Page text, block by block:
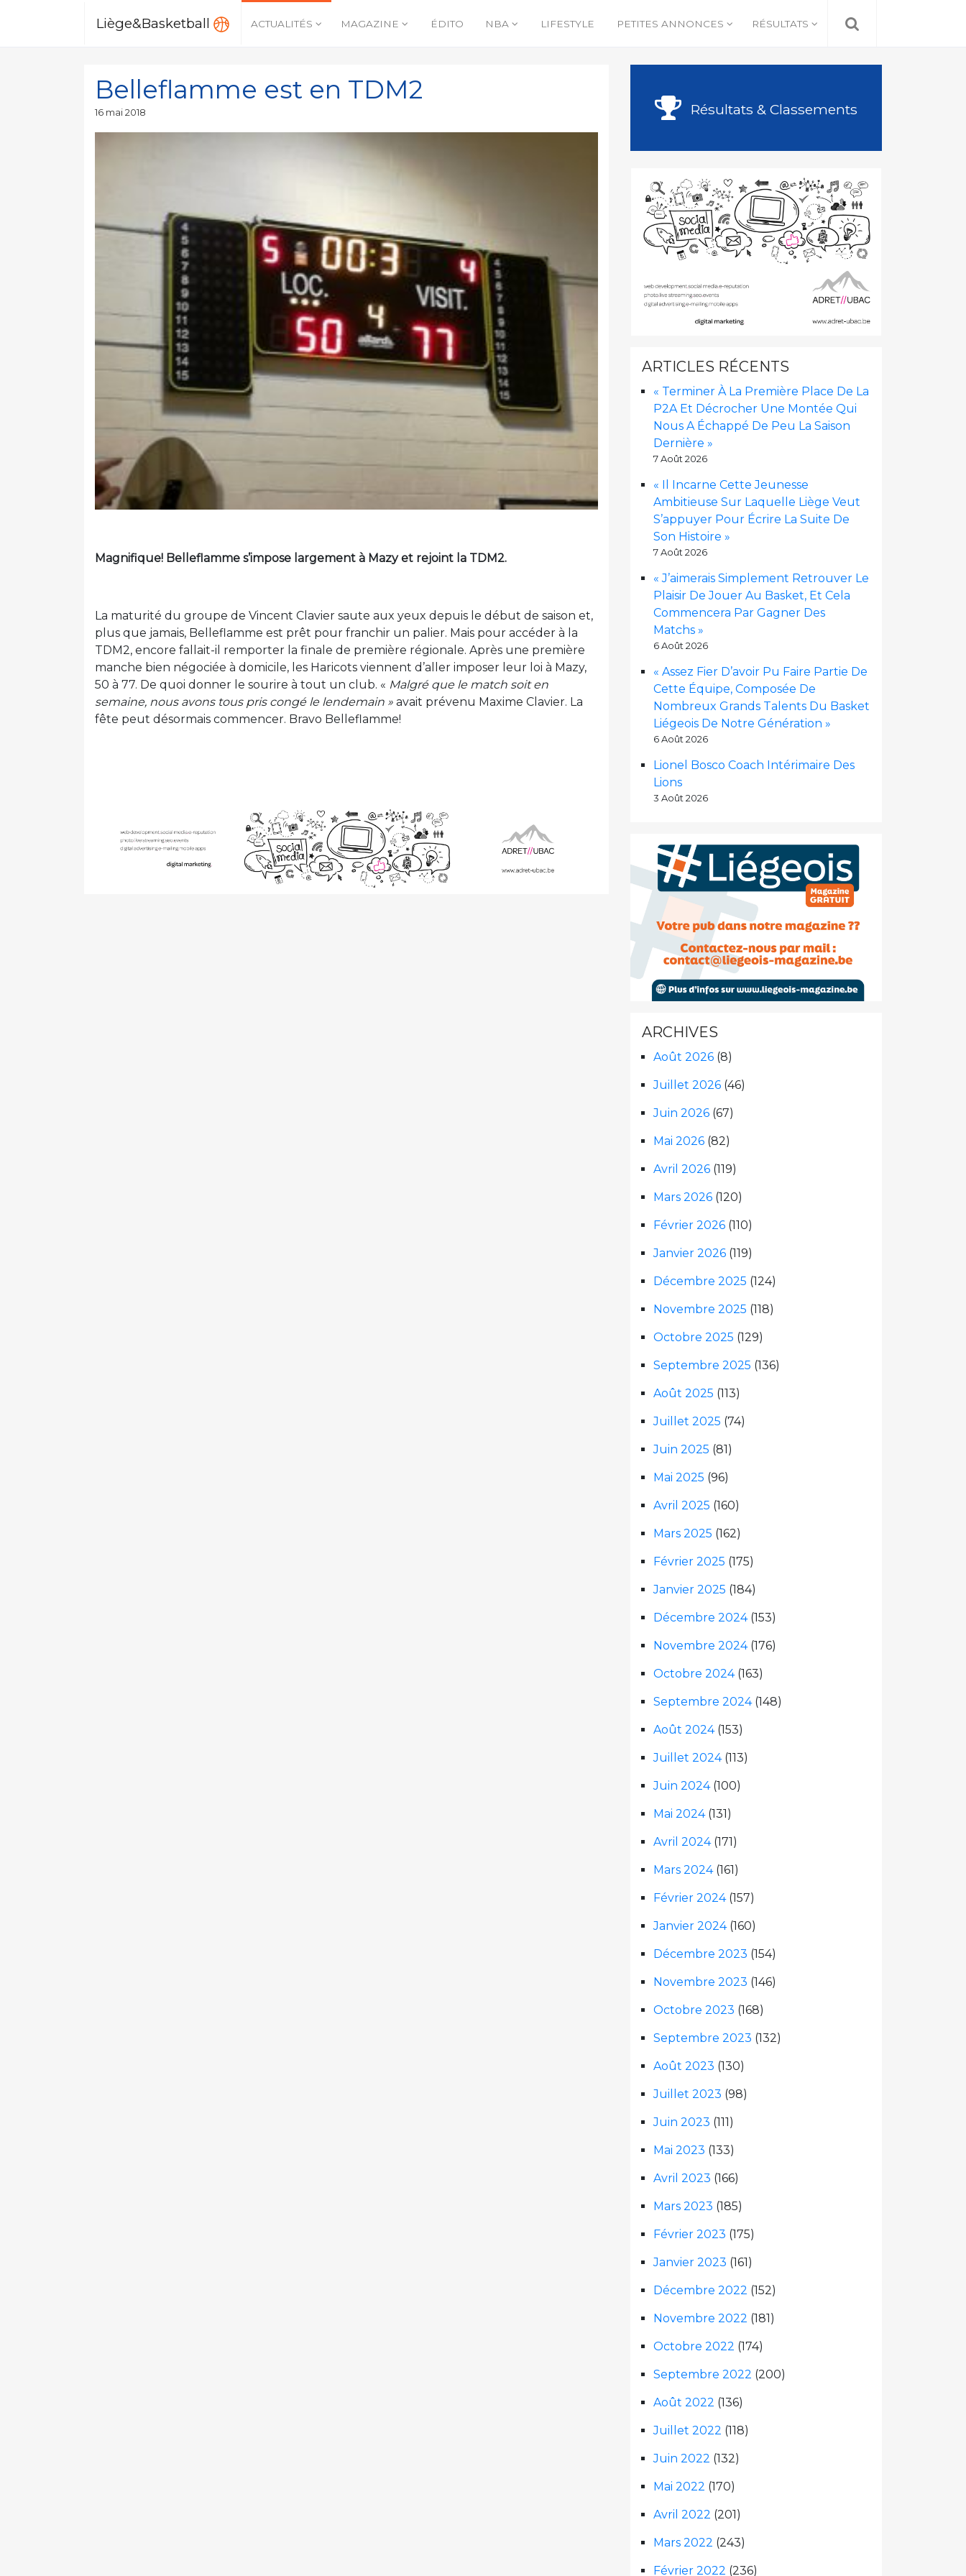
Liège&Basketball ACTUALITÉS MAGAZINE ÉDITO NBA LIFESTYLE PETITES ANNONCES RÉSULTATS
Belleflamme est en TDM2
Publié
16 mai 2018
Magnifique! Belleflamme s’impose largement à Mazy et rejoint la TDM2.
La maturité du groupe de Vincent Clavier saute aux yeux depuis le début de saison et,
plus que jamais, Belleflamme est prêt pour franchir un palier. Mais pour accéder à la
TDM2, encore fallait-il remporter la finale de première régionale. Après une première
manche bien négociée à domicile, les Haricots viennent d’aller imposer leur loi à Mazy,
50 à 77. De quoi donner le sourire à tout un club. « Malgré que le match soit en
semaine, nous avons tous pris congé le lendemain » avait prévenu Maxime Clavier. La
fête peut désormais commencer. Bravo Belleflamme!
Résultats & Classements
ARTICLES RÉCENTS
« Terminer À La Première Place De La
P2A Et Décrocher Une Montée Qui
Nous A Échappé De Peu La Saison
Dernière »
7 Août 2026
« Il Incarne Cette Jeunesse
Ambitieuse Sur Laquelle Liège Veut
S’appuyer Pour Écrire La Suite De
Son Histoire »
7 Août 2026
« J’aimerais Simplement Retrouver Le
Plaisir De Jouer Au Basket, Et Cela
Commencera Par Gagner Des
Matchs »
6 Août 2026
« Assez Fier D’avoir Pu Faire Partie De
Cette Équipe, Composée De
Nombreux Grands Talents Du Basket
Liégeois De Notre Génération »
6 Août 2026
Lionel Bosco Coach Intérimaire Des
Lions
3 Août 2026
ARCHIVES
Août 2026 (8)
Juillet 2026 (46)
Juin 2026 (67)
Mai 2026 (82)
Avril 2026 (119)
Mars 2026 (120)
Février 2026 (110)
Janvier 2026 (119)
Décembre 2025 (124)
Novembre 2025 (118)
Octobre 2025 (129)
Septembre 2025 (136)
Août 2025 (113)
Juillet 2025 (74)
Juin 2025 (81)
Mai 2025 (96)
Avril 2025 (160)
Mars 2025 (162)
Février 2025 (175)
Janvier 2025 (184)
Décembre 2024(153)
Novembre 2024(176)
Octobre 2024(163)
Septembre 2024(148)
Août 2024(153)
Juillet 2024(113)
Juin 2024(100)
Mai 2024(131)
Avril 2024(171)
Mars 2024(161)
Février 2024(157)
Janvier 2024(160)
Décembre 2023 (154)
Novembre 2023 (146)
Octobre 2023 (168)
Septembre 2023 (132)
Août 2023 (130)
Juillet 2023 (98)
Juin 2023 (111)
Mai 2023 (133)
Avril 2023 (166)
Mars 2023 (185)
Février 2023 (175)
Janvier 2023 (161)
Décembre 2022 (152)
Novembre 2022 (181)
Octobre 2022 (174)
Septembre 2022 (200)
Août 2022 (136)
Juillet 2022 (118)
Juin 2022 (132)
Mai 2022 (170)
Avril 2022 (201)
Mars 2022 (243)
Février 2022 (236)